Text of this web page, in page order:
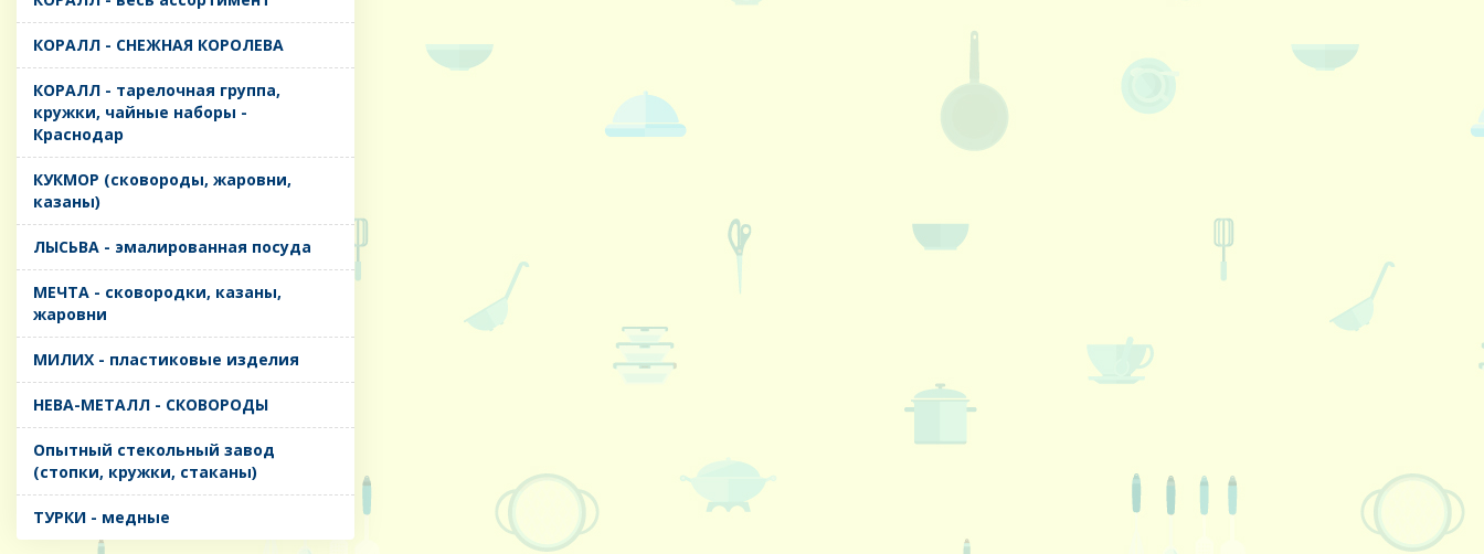
КОРАЛЛ - СНЕЖНАЯ КОРОЛЕВА
КОРАЛЛ - тарелочная группа,
кружки, чайные наборы -
Краснодар
КУКМОР (сковороды, жаровни,
казаны)
ЛЫСЬВА - эмалированная посуда
МЕЧТА - сковородки, казаны,
жаровни
МИЛИХ - пластиковые изделия
НЕВА-МЕТАЛЛ - СКОВОРОДЫ
Опытный стекольный завод
(стопки, кружки, стаканы)
ТУРКИ - медные